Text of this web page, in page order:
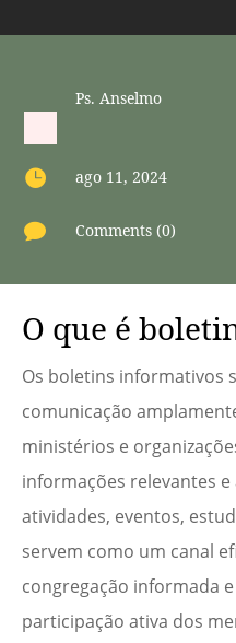
Ps. Anselmo
 ago 11, 2024
 Comments (0)
O que é
Os boletins informativos
comunicação
ministérios e
informações relevantes
atividades, eventos,
servem como um canal
congregação informada
participação ativa dos